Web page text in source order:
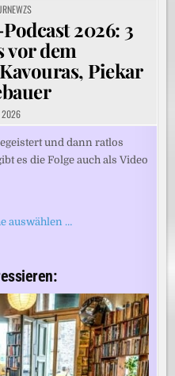
2026: 3
vor dem
Piekar
2026
und dann ratlos
es die Folge auch als Video
auswählen …